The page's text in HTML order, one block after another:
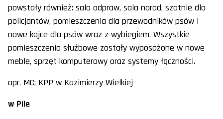
powstały również: sala odpraw, sala narad, szatnie dla
policjantów, pomieszczenia dla przewodników psów i
nowe kojce dla psów wraz z wybiegiem. Wszystkie
pomieszczenia służbowe zostały wyposażone w nowe
meble, sprzęt komputerowy oraz systemy łączności.
opr. MC; KPP w Kazimierzy Wielkiej
w Pile